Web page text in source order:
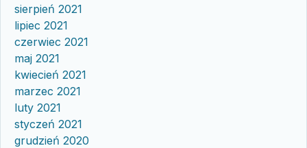
sierpień 2021
lipiec 2021
czerwiec 2021
maj 2021
kwiecień 2021
marzec 2021
luty 2021
styczeń 2021
grudzień 2020